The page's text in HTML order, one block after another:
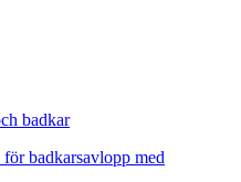
badkar
badkarsavlopp med